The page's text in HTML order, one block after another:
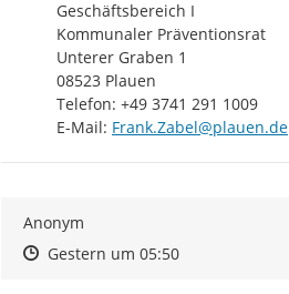
Geschäftsbereich I
Kommunaler Präventionsrat
Unterer Graben 1
08523 Plauen
Telefon: +49 3741 291 1009
E-Mail: Frank.Zabel@plauen.de
Anonym
Zeitpunkt des Erstellens
Zeitpunkt des Erstellens
Gestern um 05:50Zur Äußerung